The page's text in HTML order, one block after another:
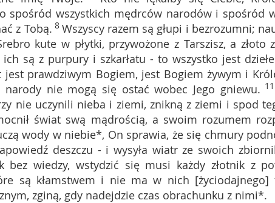
spośród wszystkich mędrców narodów i spośród
z Tobą. 8 Wszyscy razem są głupi i bezrozumni;
kute w płytki, przywożone z Tarszisz, a
ich są z purpury i szkarłatu - to wszystko jest
jest prawdziwym Bogiem, jest Bogiem żywym i
narody nie mogą się ostać wobec Jego gniewu.
nie uczynili nieba i ziemi, znikną z ziemi i spod
świat swą mądrością, a swoim rozumem
wody w niebie*, On sprawia, że się chmury
deszczu - i wysyła wiatr ze swoich
bez wiedzy, wstydzić się musi każdy złotnik z
są kłamstwem i nie ma w nich [życiodajnego]
zginą, gdy nadejdzie czas obrachunku z nimi*.